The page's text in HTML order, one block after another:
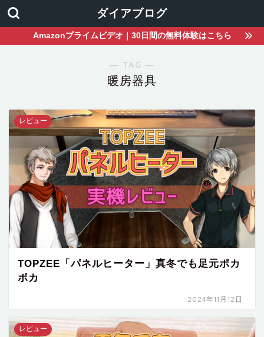
ダイアブログ
Amazonプライムビデオ｜30日間の無料体験はこちら
― TAG ―
暖房器具
レビュー
TOPZEE「パネルヒーター」真冬でも足元ポカ
ポカ
2024年11月12日
レビュー